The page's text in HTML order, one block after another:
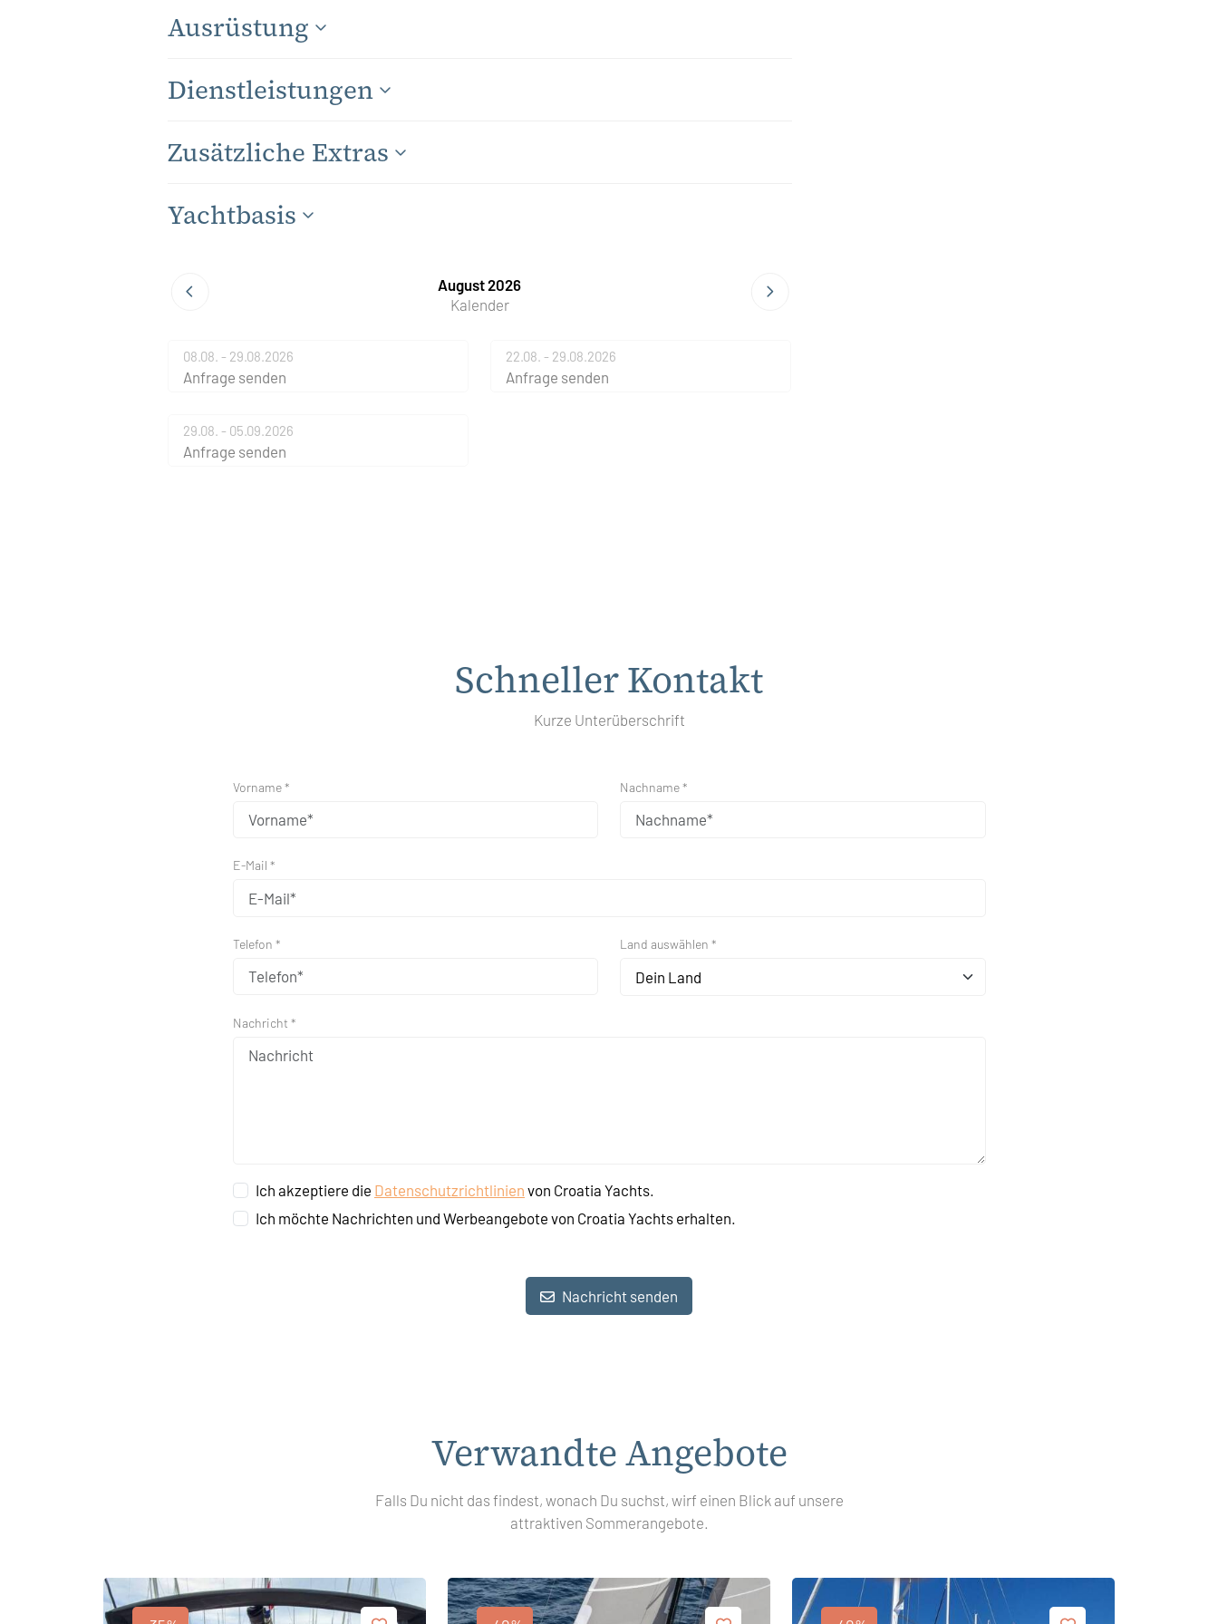
Ausrüstung
Dienstleistungen
Zusätzliche Extras
Yachtbasis
August 2026
Kalender
08.08. - 29.08.2026
Anfrage senden
22.08. - 29.08.2026
Anfrage senden
29.08. - 05.09.2026
Anfrage senden
Schneller Kontakt
Kurze Unterüberschrift
Vorname * Nachname *
E-Mail *
Telefon * Land auswählen *
Dein Land
Nachricht *
Ich akzeptiere die Datenschutzrichtlinien von Croatia Yachts.
Ich möchte Nachrichten und Werbeangebote von Croatia Yachts erhalten.
Nachricht senden
Verwandte Angebote
Falls Du nicht das findest, wonach Du suchst, wirf einen Blick auf unsere
attraktiven Sommerangebote.